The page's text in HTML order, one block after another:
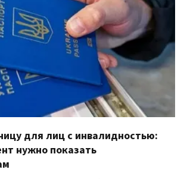
для лиц с инвалидностью:
нужно показать